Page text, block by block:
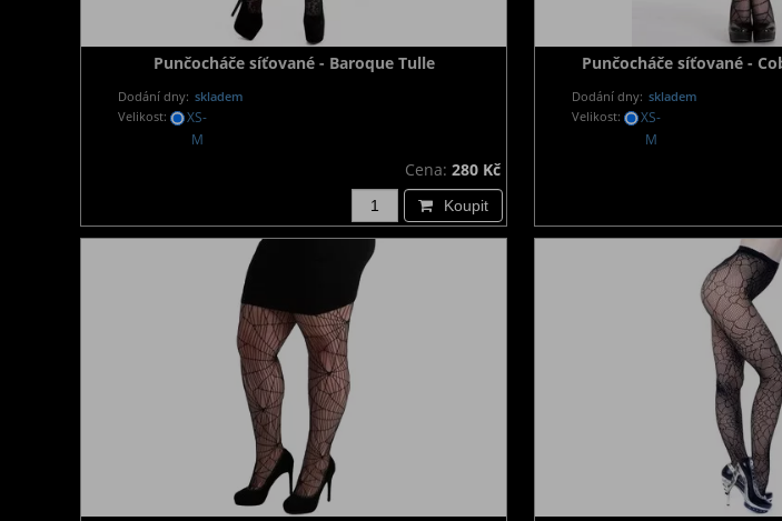
Punčocháče síťované - Baroque Tulle
Dodání dny: skladem
Velikost:
XS-
M
Cena: 280 Kč
Koupit
Punčocháče síťované -
Dodání dny: skladem
Velikost:
XS-
M